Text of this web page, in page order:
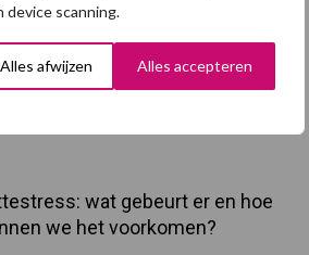
scanning.
Alles afwijzen Alles accepteren
Partner nieuws
varkenssector vreest
wat gebeurt er en hoe
we het voorkomen?